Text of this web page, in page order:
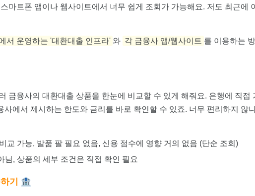
마트폰 앱이나 웹사이트에서 너무 쉽게 조회가 가능해요. 저도 최근에
서 운영하는 '대환대출 인프라' 와 각 금융사 앱/웹사이트 를 이용하는 방
금융사의 대환대출 상품을 한눈에 비교할 수 있게 해줘요. 은행에 직접
사에서 제시하는 한도와 금리를 바로 확인할 수 있죠. 너무 편리하지 않
교 가능, 발품 팔 필요 없음, 신용 점수에 영향 거의 없음 (단순 조회)
님, 상품의 세부 조건은 직접 확인 필요
기 🏦